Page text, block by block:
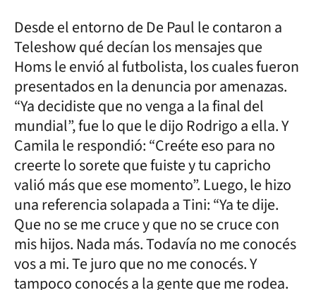
Desde el entorno de De Paul le contaron a
Teleshow qué decían los mensajes que
Homs le envió al futbolista, los cuales fueron
presentados en la denuncia por amenazas.
“Ya decidiste que no venga a la final del
mundial”, fue lo que le dijo Rodrigo a ella. Y
Camila le respondió: “Creéte eso para no
creerte lo sorete que fuiste y tu capricho
valió más que ese momento”. Luego, le hizo
una referencia solapada a Tini: “Ya te dije.
Que no se me cruce y que no se cruce con
mis hijos. Nada más. Todavía no me conocés
vos a mi. Te juro que no me conocés. Y
tampoco conocés a la gente que me rodea.